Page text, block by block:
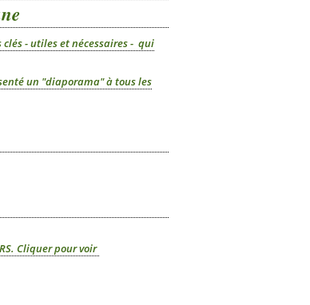
- utiles et nécessaires - qui
un "diaporama" à tous les
Cliquer pour voir